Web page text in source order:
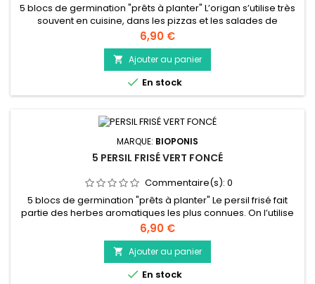
5 blocs de germination "prêts à planter" L’origan s’utilise très
souvent en cuisine, dans les pizzas et les salades de
tomates. Vous pourrez également le consommer dans des
coulis, des farces, des veloutés ou encore avec des
légumes. Il est préférable de l’ajouter en fin de cuisson pour
conserver toutes ses propriétés gustatives. En infusion, elle...
Prix
6,90 €
 Ajouter au panier
 En stock
MARQUE: BIOPONIS
5 PERSIL FRISÉ VERT FONCÉ
Commentaire(s): 0
5 blocs de germination "prêts à planter" Le persil frisé fait
partie des herbes aromatiques les plus connues. On l’utilise
régulièrement dans les salades, les plats à base de viande,
de poisson ou les poêlés de légumes. Il parfumera
également les marinades et les farces. Avec ses jolies
feuilles vert foncé vous améliorerez le visuel de vos plats. Il
est...
Prix
6,90 €
 Ajouter au panier
 En stock